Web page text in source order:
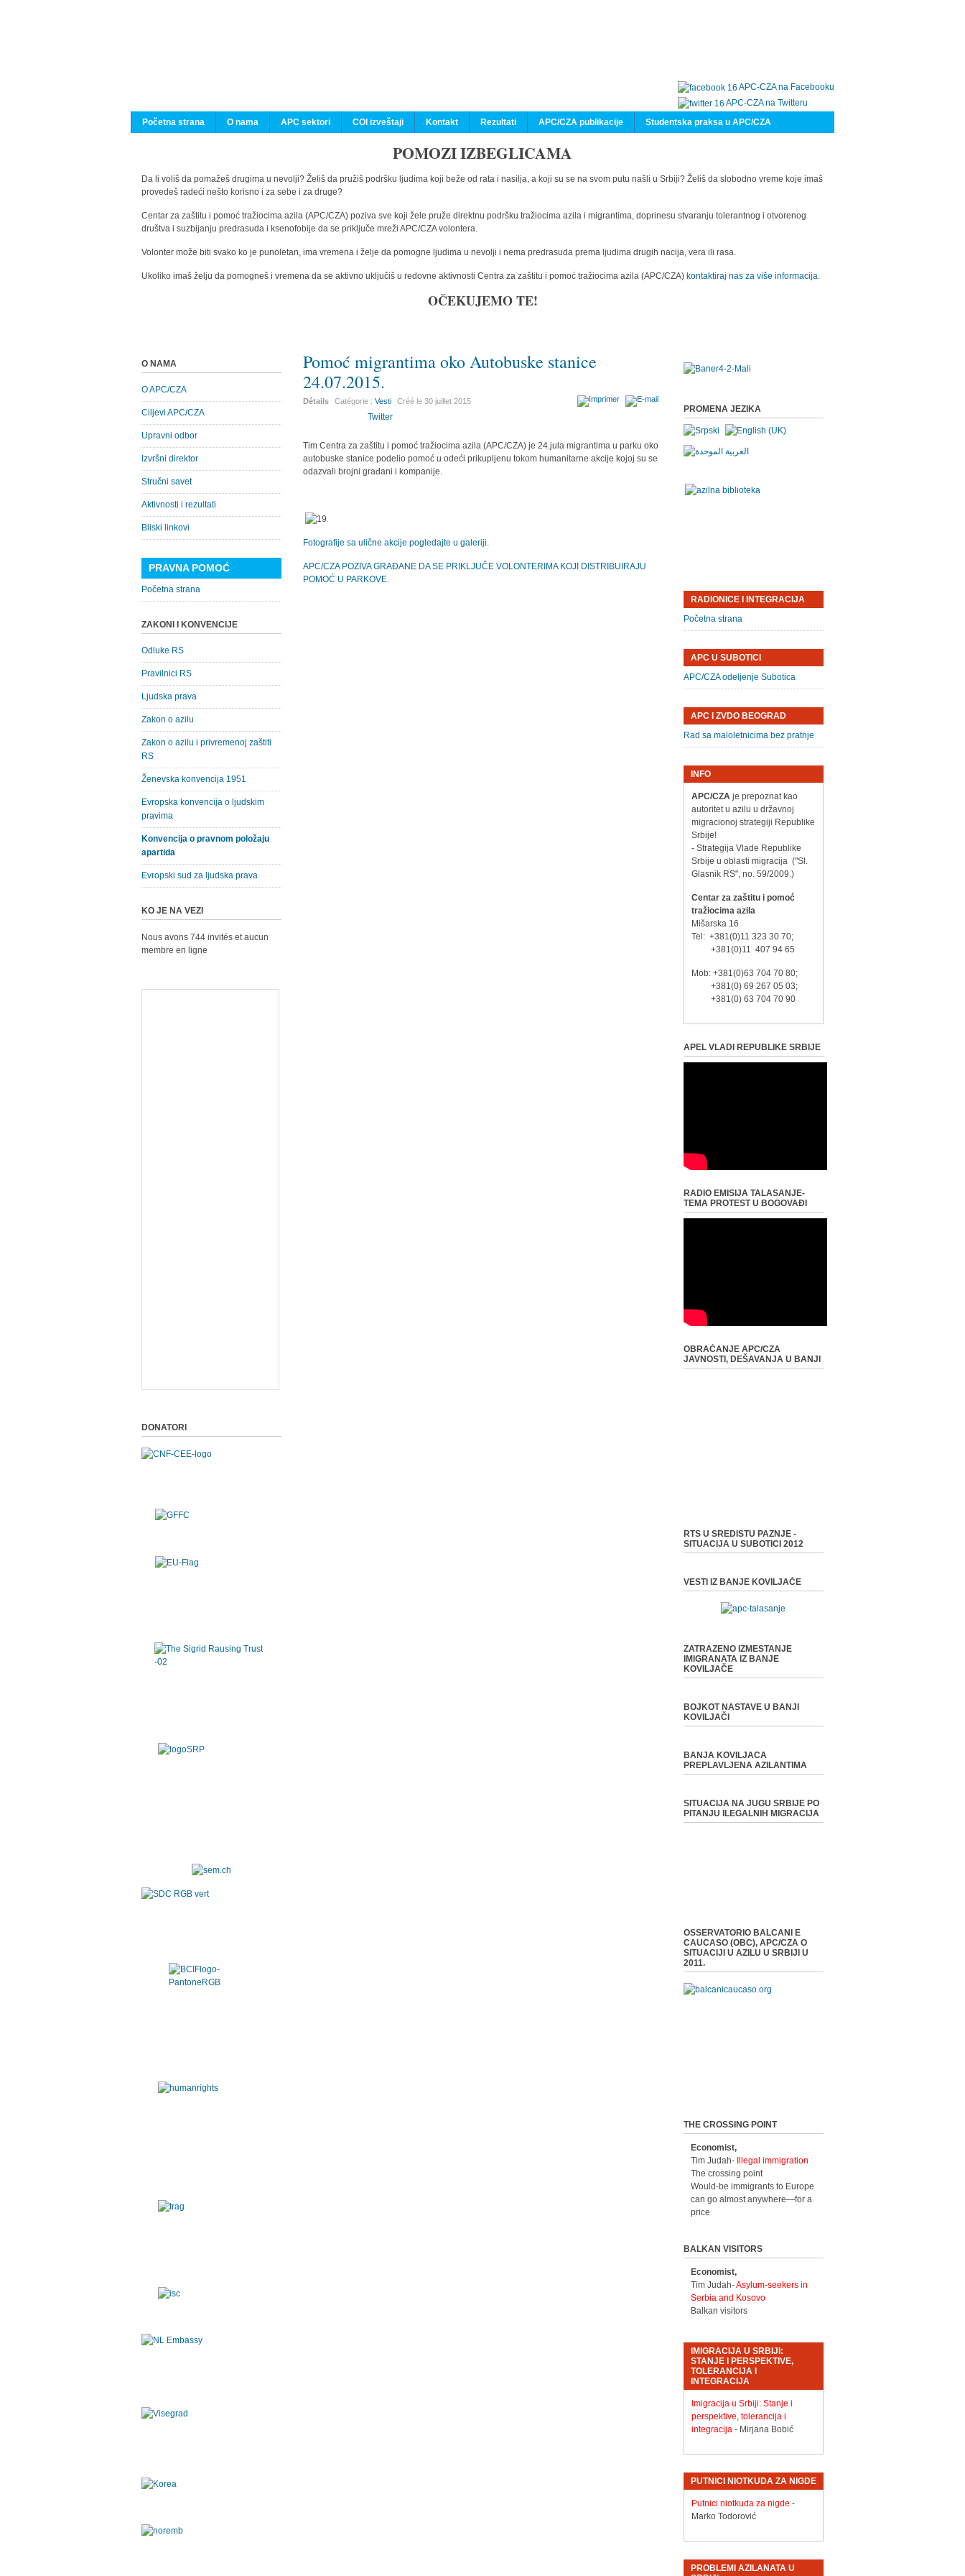
APC-CZA na Facebooku
APC-CZA na Twitteru
Početna strana
O nama APC sektori COI izveštaji Kontakt Rezultati APC/CZA publikacije Studentska praksa u APC/CZA
POMOZI IZBEGLICAMA
Da li voliš da pomažeš drugima u nevolji? Želiš da pružiš podršku ljudima koji beže od rata i nasilja, a koji su se na svom putu našli u Srbiji? Želiš da slobodno vreme koje imaš
provedeš radeći nešto korisno i za sebe i za druge?
Centar za zaštitu i pomoć tražiocima azila (APC/CZA) poziva sve koji žele pruže direktnu podršku tražiocima azila i migrantima, doprinesu stvaranju tolerantnog i otvorenog
društva i suzbijanju predrasuda i ksenofobije da se priključe mreži APC/CZA volontera.
Volonter može biti svako ko je punoletan, ima vremena i želje da pomogne ljudima u nevolji i nema predrasuda prema ljudima drugih nacija, vera ili rasa.
Ukoliko imaš želju da pomogneš i vremena da se aktivno uključiš u redovne aktivnosti Centra za zaštitu i pomoć tražiocima azila (APC/CZA) kontaktiraj nas za više informacija.
OČEKUJEMO TE!
Pomoć migrantima oko Autobuske stanice
24.07.2015.
Détails Catégorie :Vesti Créé le30 juillet 2015
Twitter
Tim Centra za zaštitu i pomoć tražiocima azila (APC/CZA) je 24.jula migrantima u parku oko
autobuske stanice podelio pomoć u odeći prikupljenu tokom humanitarne akcije kojoj su se
odazvali brojni građani i kompanije.
Fotografije sa ulične akcije pogledajte u galeriji.
APC/CZA POZIVA GRAĐANE DA SE PRIKLJUČE VOLONTERIMA KOJI DISTRIBUIRAJU
POMOĆ U PARKOVE.
O NAMA
O APC/CZA
Ciljevi APC/CZA
Upravni odbor
Izvršni direktor
Stručni savet
Aktivnosti i rezultati
Bliski linkovi
PRAVNA POMOĆ
Početna strana
ZAKONI I KONVENCIJE
Odluke RS
Pravilnici RS
Ljudska prava
Zakon o azilu
Zakon o azilu i privremenoj zaštiti
RS
Ženevska konvencija 1951
Evropska konvencija o ljudskim
pravima
Konvencija o pravnom položaju
apartida
Evropski sud za ljudska prava
KO JE NA VEZI
Nous avons 744 invités et aucun
membre en ligne
DONATORI
PROMENA JEZIKA
RADIONICE I INTEGRACIJA
Početna strana
APC U SUBOTICI
APC/CZA odeljenje Subotica
APC I ZVDO BEOGRAD
Rad sa maloletnicima bez pratnje
INFO
APC/CZAje prepoznat kao
autoritet u azilu u državnoj
migracionoj strategiji Republike
Srbije!
- Strategija Vlade Republike
Srbije u oblasti migracija ("Sl.
Glasnik RS", no. 59/2009.)
Centar za zaštitu i pomoć
tražiocima azila
Mišarska 16
Tel: +381(0)11 323 30 70;
+381(0)11 407 94 65
Mob: +381(0)63 704 70 80;
+381(0) 69 267 05 03;
+381(0) 63 704 70 90
APEL VLADI REPUBLIKE SRBIJE
RADIO EMISIJA TALASANJE-
TEMA PROTEST U BOGOVAĐI
OBRAĆANJE APC/CZA
JAVNOSTI, DEŠAVANJA U BANJI
RTS U SREDISTU PAZNJE -
SITUACIJA U SUBOTICI 2012
VESTI IZ BANJE KOVILJAČE
ZATRAZENO IZMESTANJE
IMIGRANATA IZ BANJE
KOVILJAČE
BOJKOT NASTAVE U BANJI
KOVILJAČI
BANJA KOVILJACA
PREPLAVLJENA AZILANTIMA
SITUACIJA NA JUGU SRBIJE PO
PITANJU ILEGALNIH MIGRACIJA
OSSERVATORIO BALCANI E
CAUCASO (OBC), APC/CZA O
SITUACIJI U AZILU U SRBIJI U
2011.
THE CROSSING POINT
Economist,
Tim Judah-
Illegal immigration
The crossing point
Would-be immigrants to Europe
can go almost anywhere—for a
price
BALKAN VISITORS
Economist,
Tim Judah-Asylum-seekers in
Serbia and Kosovo
Balkan visitors
IMIGRACIJA U SRBIJI:
STANJE I PERSPEKTIVE,
TOLERANCIJA I
INTEGRACIJA
Imigracija u Srbiji: Stanje i
perspektive, tolerancija i
integracija- Mirjana Bobić
PUTNICI NIOTKUDA ZA NIGDE
Putnici niotkuda za nigde -
Marko Todorović
PROBLEMI AZILANATA U